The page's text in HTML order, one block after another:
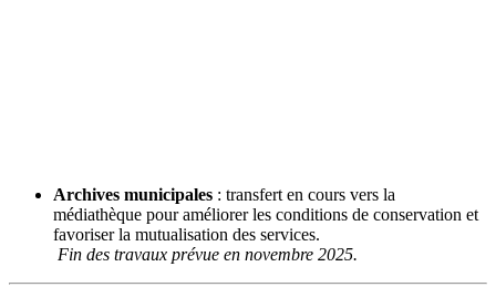
Archives municipales : transfert en cours vers la
médiathèque pour améliorer les conditions de conservation et
favoriser la mutualisation des services.
Fin des travaux prévue en novembre 2025.